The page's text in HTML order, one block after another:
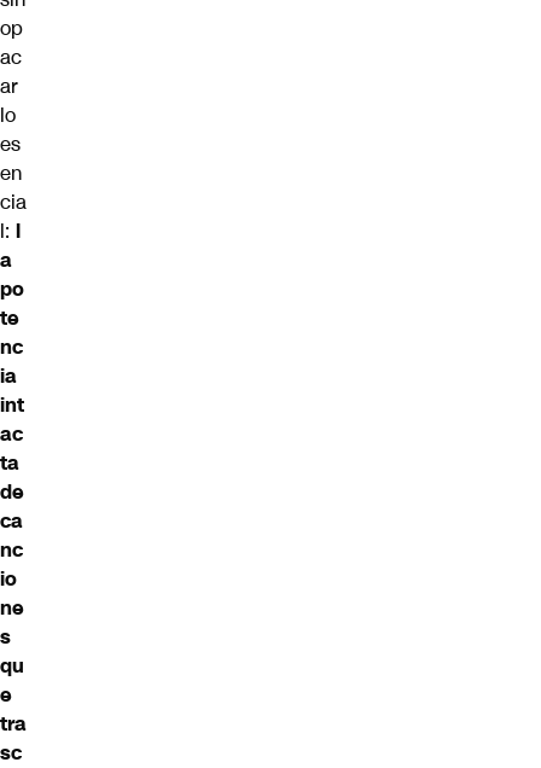
op
ac
ar
lo
es
en
cia
l: l
a
po
te
nc
ia
int
ac
ta
de
ca
nc
io
ne
s
qu
e
tra
sc